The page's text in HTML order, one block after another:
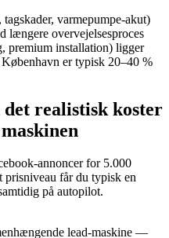
varmepumpe-akut)
længere overvejelsesproces
premium installation) ligger
er typisk 20–40 %
realistisk koster
annoncer for 5.000
prisniveau får du typisk en
på autopilot.
lead-maskine —